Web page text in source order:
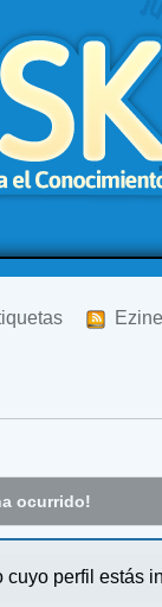
Ezine
ocurrido!
cuyo perfil estás